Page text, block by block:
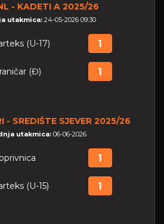
- KADETI A 2025/26
utakmica: 24-05-2026 09:30
(U-17) 1
(Đ) 1
- SREDIŠTE SJEVER 2025/26
utakmica: 06-06-2026
1
(U-15) 1